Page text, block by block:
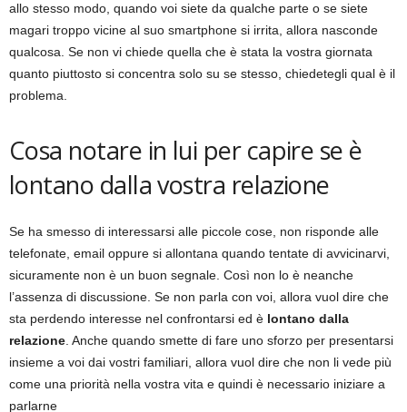
allo stesso modo, quando voi siete da qualche parte o se siete
magari troppo vicine al suo smartphone si irrita, allora nasconde
qualcosa. Se non vi chiede quella che è stata la vostra giornata
quanto piuttosto si concentra solo su se stesso, chiedetegli qual è il
problema.
Cosa notare in lui per capire se è
lontano dalla vostra relazione
Se ha smesso di interessarsi alle piccole cose, non risponde alle
telefonate, email oppure si allontana quando tentate di avvicinarvi,
sicuramente non è un buon segnale. Così non lo è neanche
l’assenza di discussione. Se non parla con voi, allora vuol dire che
sta perdendo interesse nel confrontarsi ed è lontano dalla
relazione. Anche quando smette di fare uno sforzo per presentarsi
insieme a voi dai vostri familiari, allora vuol dire che non li vede più
come una priorità nella vostra vita e quindi è necessario iniziare a
parlarne